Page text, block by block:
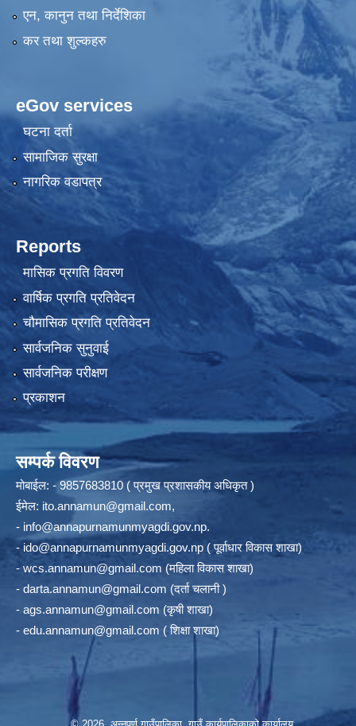
एन, कानुन तथा निर्देशिका
कर तथा शुल्कहरु
eGov services
घटना दर्ता
सामाजिक सुरक्षा
नागरिक वडापत्र
Reports
मासिक प्रगति विवरण
वार्षिक प्रगति प्रतिवेदन
चौमासिक प्रगति प्रतिवेदन
सार्वजनिक सुनुवाई
सार्वजनिक परीक्षण
प्रकाशन
सम्पर्क विवरण
मोबाईल: - 9857683810 ( प्रमुख प्रशासकीय अधिकृत )
ईमेल: ito.annamun@gmail.com,
- info@annapurnamunmyagdi.gov.np.
- ido@annapurnamunmyagdi.gov.np ( पूर्वाधार विकास शाखा)
- wcs.annamun@gmail.com (महिला विकास शाखा)
- darta.annamun@gmail.com (दर्ता चलानी )
- ags.annamun@gmail.com (कृषी शाखा)
- edu.annamun@gmail.com ( शिक्षा शाखा)